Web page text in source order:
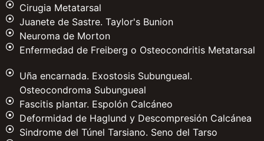
Cirugia Metatarsal
Juanete de Sastre. Taylor's Bunion
Neuroma de Morton
Enfermedad de Freiberg o Osteocondritis Metatarsal
Uña encarnada. Exostosis Subungueal.
Osteocondroma Subungueal
Fascitis plantar. Espolón Calcáneo
Deformidad de Haglund y Descompresión Calcánea
Sindrome del Túnel Tarsiano. Seno del Tarso